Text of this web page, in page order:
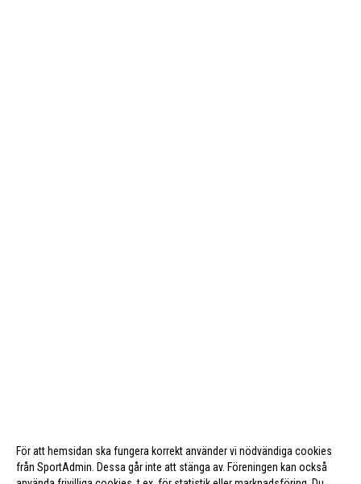
För att hemsidan ska fungera korrekt använder vi nödvändiga cookies
från SportAdmin. Dessa går inte att stänga av. Föreningen kan också